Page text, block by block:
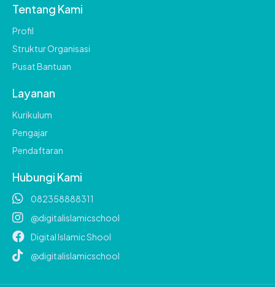
Tentang Kami
Profil
Struktur Organisasi
Pusat Bantuan
Layanan
Kurikulum
Pengajar
Pendaftaran
Hubungi Kami
082358888311
@digitalislamicschool
Digital Islamic Shool
@digitalislamicschool